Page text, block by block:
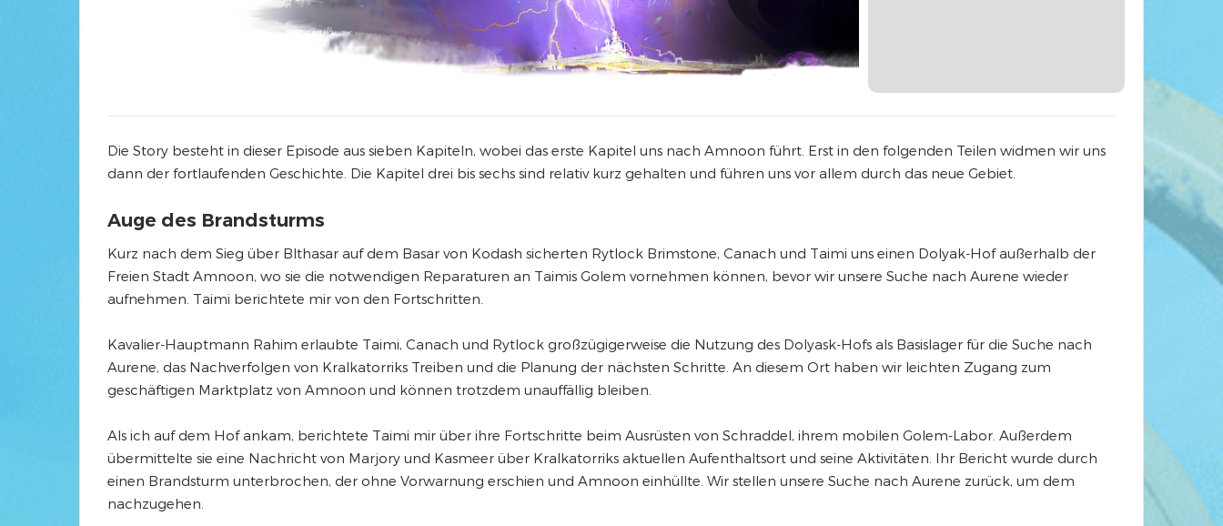
Die Story besteht in dieser Episode aus sieben Kapiteln, wobei das erste Kapitel uns nach Amnoon führt. Erst in den folgenden Teilen widmen wir uns
dann der fortlaufenden Geschichte. Die Kapitel drei bis sechs sind relativ kurz gehalten und führen uns vor allem durch das neue Gebiet.
Auge des Brandsturms
Kurz nach dem Sieg über Blthasar auf dem Basar von Kodash sicherten Rytlock Brimstone, Canach und Taimi uns einen Dolyak-Hof außerhalb der
Freien Stadt Amnoon, wo sie die notwendigen Reparaturen an Taimis Golem vornehmen können, bevor wir unsere Suche nach Aurene wieder
aufnehmen. Taimi berichtete mir von den Fortschritten.
Kavalier-Hauptmann Rahim erlaubte Taimi, Canach und Rytlock großzügigerweise die Nutzung des Dolyask-Hofs als Basislager für die Suche nach
Aurene, das Nachverfolgen von Kralkatorriks Treiben und die Planung der nächsten Schritte. An diesem Ort haben wir leichten Zugang zum
geschäftigen Marktplatz von Amnoon und können trotzdem unauffällig bleiben.
Als ich auf dem Hof ankam, berichtete Taimi mir über ihre Fortschritte beim Ausrüsten von Schraddel, ihrem mobilen Golem-Labor. Außerdem
übermittelte sie eine Nachricht von Marjory und Kasmeer über Kralkatorriks aktuellen Aufenthaltsort und seine Aktivitäten. Ihr Bericht wurde durch
einen Brandsturm unterbrochen, der ohne Vorwarnung erschien und Amnoon einhüllte. Wir stellen unsere Suche nach Aurene zurück, um dem
nachzugehen.